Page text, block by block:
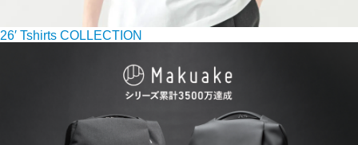
26′ Tshirts COLLECTION